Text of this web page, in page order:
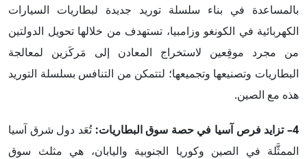
بالمساعدة في بناء سلسلة توريد جديدة لبطاريات السيارات
الكهربائية في الكونغو وزامبيا، تستهدف من خلالها تحويل الدولتين
من مجرد موقِعين لاستخراج المعادن إلى مَركَزين لمعالجة
البطاريات وتصنيعها وتجميعها؛ لتتمكن من التنافس بسلسلة التوريد
هذه مع الصين.
4– تزايد فرص آسيا في حصة سوق البطاريات:
تُعَد دول شرق آسيا
الممثَّلة في الصين وكوريا الجنوبية واليابان، هي مثلث سوق